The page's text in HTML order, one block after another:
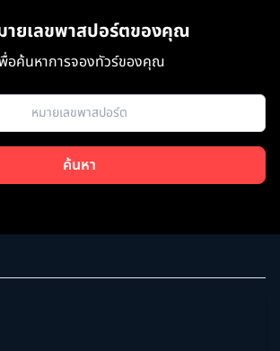
ายเลขพาสปอร์ตของคุณ
อค้นหาการจองทัวร์ของคุณ
ค้นหา